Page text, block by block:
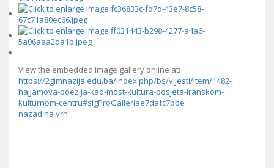
View the embedded image gallery online at:
https://2gimnazija.edu.ba/index.php/bs/vijesti/item/1482-
hajjamova-poezija-kao-most-kultura-posjeta-iranskom-
kulturnom-centru#sigProGalleriae7dafc7bbe
nazad na vrh